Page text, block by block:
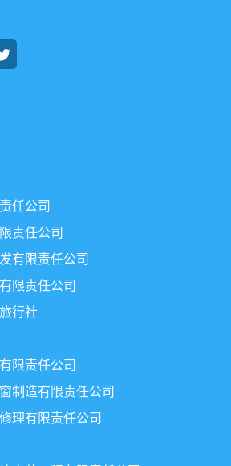
区视察大豆收割工作
宇集团董事长纪文楠赴境外园区视察农
委书记姜扬、副总经理才东...
2025/07/12
2800
任公司
责任公司
有限责任公司
限责任公司
行社
限责任公司
制造有限责任公司
理有限责任公司